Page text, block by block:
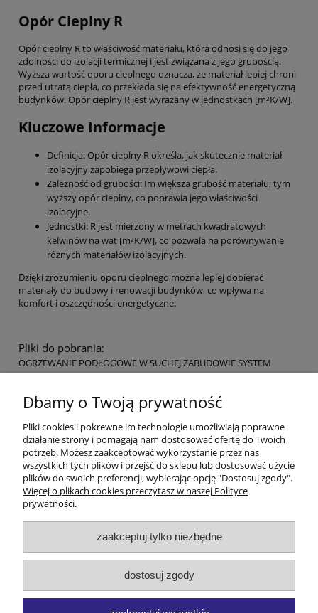
Opór Cieplny R
Opór cieplny R to właściwość materiału, która odnosi się do jego
zdolności do izolacji termicznej i jest związana z jego grubością.
Wyższa wartość oporu cieplnego oznacza, że materiał lepiej chroni
przed utratą ciepła, co przekłada się na efektywność energetyczną
budynków. Opór cieplny R jest wyrażany w jednostkach [m²K/W].
Kluczowe Informacje
Definicja: Opór cieplny R określa, jak skutecznie materiał
izolacyjny zapobiega przepływowi ciepła.
Zależność od grubości: Im większa grubość materiału, tym
wyższy opór cieplny, co poprawia jego właściwości
izolacyjne.
Jednostki: R jest mierzony w metrach kwadratowych
kelwinów na wat [m²K/W], co pozwala na porównywanie
różnych materiałów izolacyjnych.
Dzięki zrozumieniu oporu cieplnego można lepiej dobierać
materiały do budowy i renowacji budynków, co wpływa na
komfort i oszczędności energetyczne.
Pliki do pobrania:
OGRZEWANIE PODŁOGOWE W SUCHEJ ZABUDOWIE SYSTEM
STANDARD EPS 300 Alu i EPS 400 Alu
Pomoc
Zwróć Towar
Moje konto
Informacje
O nas
Dbamy o Twoją prywatność
Pliki cookies i pokrewne im technologie umożliwiają poprawne
działanie strony i pomagają nam dostosować ofertę do Twoich
potrzeb. Możesz zaakceptować wykorzystanie przez nas
wszystkich tych plików i przejść do sklepu lub dostosować użycie
plików do swoich preferencji, wybierając opcję "Dostosuj zgody".
Więcej o plikach cookies przeczytasz w naszej Polityce
prywatności.
zaakceptuj tylko niezbędne
dostosuj zgody